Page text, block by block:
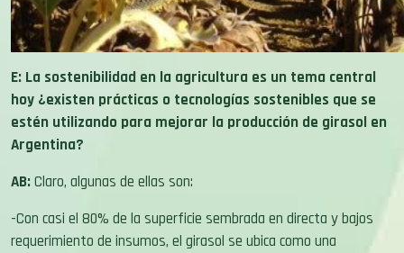
E: La sostenibilidad en la agricultura es un tema central
hoy ¿existen prácticas o tecnologías sostenibles que se
estén utilizando para mejorar la producción de girasol en
Argentina?
AB: Claro, algunas de ellas son:
-Con casi el 80% de la superficie sembrada en directa y bajos
requerimiento de insumos, el girasol se ubica como una